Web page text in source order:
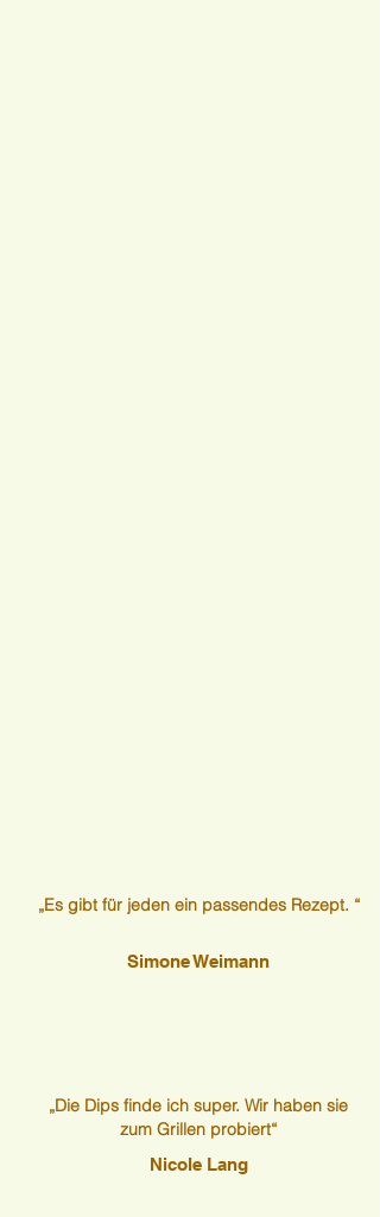
„Es gibt für jeden ein passendes Rezept. “
Simone Weimann
„Die Dips finde ich super. Wir haben sie
zum Grillen probiert“
Nicole Lang